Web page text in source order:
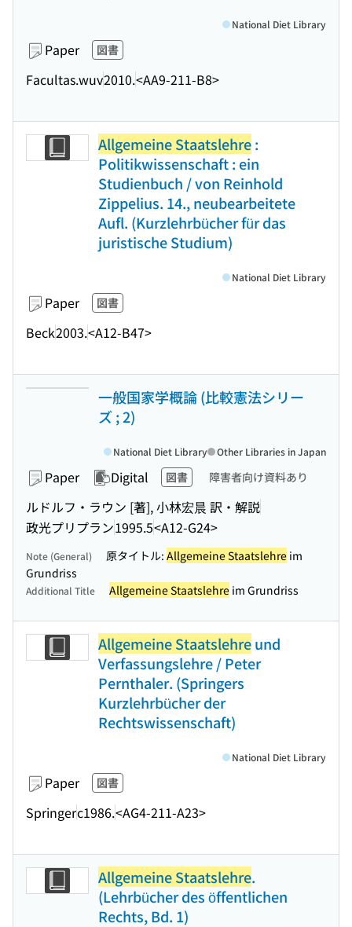
Paper 図書
Facultas.wuv2010.<AA9-211-B8>
National Diet Library
Allgemeine Staatslehre:
Politikwissenschaft : ein
Studienbuch / von Reinhold
Zippelius. 14., neubearbeitete
Aufl. (Kurzlehrbücher für das
juristische Studium)
Paper 図書
Beck2003.<A12-B47>
National Diet Library
一般国家学概論 (比較憲法シリー
ズ ; 2)
Paper Digital 図書 障害者向け資料あり
ルドルフ・ラウン [著], 小林宏晨 訳・解説
政光プリプラン1995.5<A12-G24>
National Diet Library Other Libraries in Japan
Note (General) 原タイトル: Allgemeine Staatslehre im
Grundriss
Additional Title Allgemeine Staatslehre im Grundriss
Allgemeine Staatslehreund
Verfassungslehre / Peter
Pernthaler. (Springers
Kurzlehrbücher der
Rechtswissenschaft)
Paper 図書
Springerc1986.<AG4-211-A23>
National Diet Library
Allgemeine Staatslehre.
(Lehrbücher des öffentlichen
Rechts, Bd. 1)